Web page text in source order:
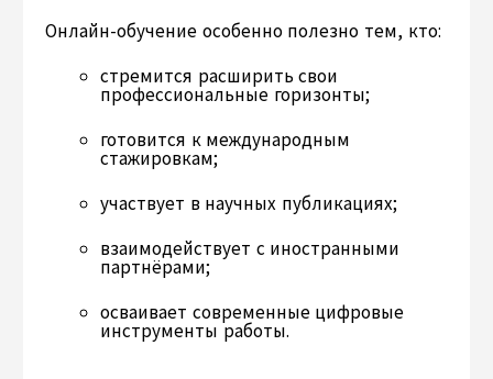
Онлайн-обучение особенно полезно тем, кто:
стремится расширить свои
профессиональные горизонты;
готовится к международным
стажировкам;
участвует в научных публикациях;
взаимодействует с иностранными
партнёрами;
осваивает современные цифровые
инструменты работы.